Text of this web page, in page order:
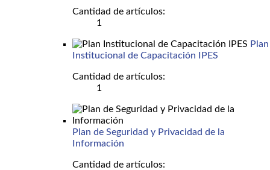
Cantidad de artículos:
1
Plan
Institucional de Capacitación IPES
Cantidad de artículos:
1
Plan de Seguridad y Privacidad de la
Información
Cantidad de artículos: